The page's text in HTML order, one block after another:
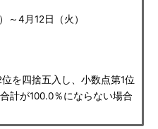
～4月12日（火）
を四捨五入し、小数点第1位
計が100.0％にならない場合